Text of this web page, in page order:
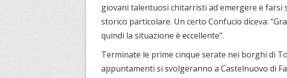
giovani talentuosi chitarristi ad emergere e farsi
storico particolare. Un certo Confucio diceva:
quindi la situazione è eccellente”.
Terminate le prime cinque serate nei borghi di
appuntamenti si svolgeranno a Castelnuovo di